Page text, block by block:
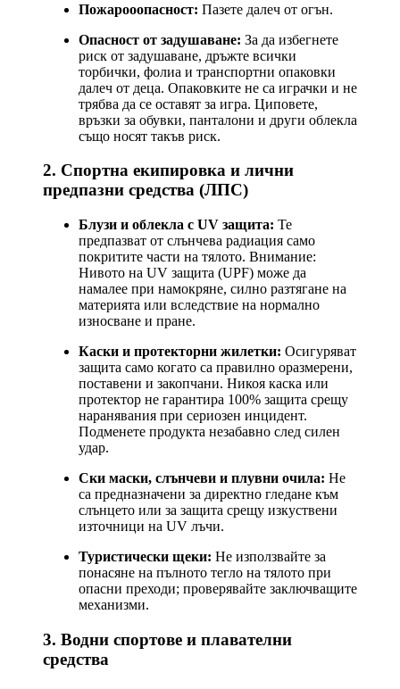
Пожарооопасност: Пазете далеч от огън.
Опасност от задушаване: За да избегнете
риск от задушаване, дръжте всички
торбички, фолиа и транспортни опаковки
далеч от деца. Опаковките не са играчки и не
трябва да се оставят за игра. Циповете,
връзки за обувки, панталони и други облекла
също носят такъв риск.
2. Спортна екипировка и лични
предпазни средства (ЛПС)
Блузи и облекла с UV защита: Те
предпазват от слънчева радиация само
покритите части на тялото. Внимание:
Нивото на UV защита (UPF) може да
намалее при намокряне, силно разтягане на
материята или вследствие на нормално
износване и пране.
Каски и протекторни жилетки: Осигуряват
защита само когато са правилно оразмерени,
поставени и закопчани. Никоя каска или
протектор не гарантира 100% защита срещу
наранявания при сериозен инцидент.
Подменете продукта незабавно след силен
удар.
Ски маски, слънчеви и плувни очила: Не
са предназначени за директно гледане към
слънцето или за защита срещу изкуствени
източници на UV лъчи.
Туристически щеки: Не използвайте за
понасяне на пълното тегло на тялото при
опасни преходи; проверявайте заключващите
механизми.
3. Водни спортове и плавателни
средства